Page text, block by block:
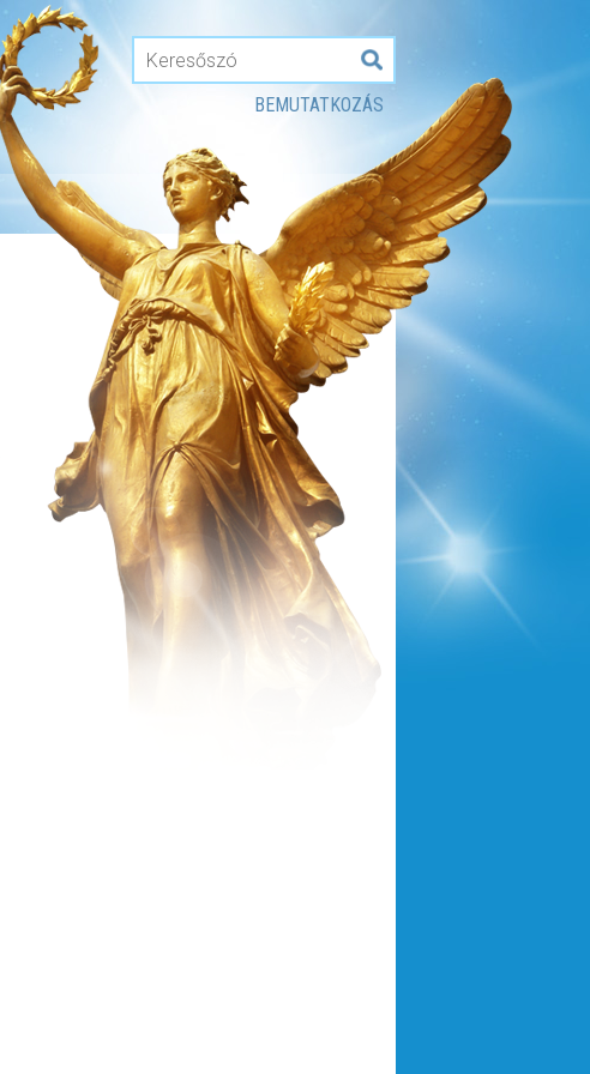
BEMUTATKOZÁS